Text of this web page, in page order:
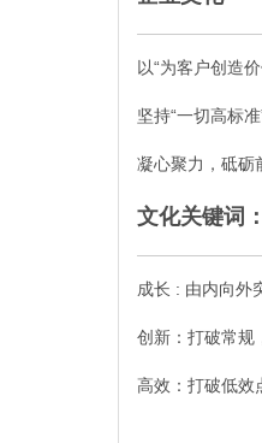
以“为客户创造
坚持“一切高标
凝心聚力，砥砺
文化关键词：
成长 : 由内向外
创新：打破常规
高效：打破低效